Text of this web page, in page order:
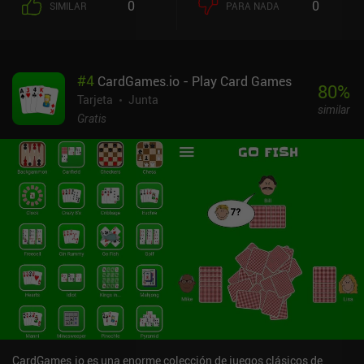
su tutorial fácilmente comprensible. Las primeras fases son
potenciadores -y jugar cartas de nuestro mazo personalizable
durante el PvP-, lo que nos permite obtener una ventaja muy
necesaria sobre nuestro enemigo. Sin embargo, la jugabilidad real
incluso esa mecánica no se utiliza en todos los niveles. Así que es
mejor disfrutar del modo para un jugador en pequeñas dosis.
También he experimentado en algunas ocasiones que algunos
niveles eran mucho más difíciles que los anteriores y posteriores,
hasta el punto de que completarlos sin usar un potenciador
parecía prácticamente imposible. Dicho esto, el PvP en tiempo real
y los modos cooperativos hacen que el juego destaque, y si tienes
a alguien con quien jugarlo, es una recomendación fácil. Kumome
se monetiza a través de algunos iAPs para conseguir más
potenciadores, aunque el juego se disfruta fácilmente como
jugador libre. Si te gustan los juegos de mesa únicos con
elementos sencillos de puzzle y construcción de mazos, y puedes
hacer la vista gorda a los pequeños inconvenientes, creo que
SIMILAR 0 PARA NADA 0
#4 CardGames.io - Play Card Games
Tarjeta
Junta
Gratis
80%
similar
CardGames.io es una enorme colección de juegos clásicos de